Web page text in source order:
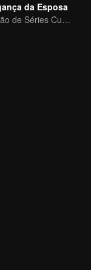
da Esposa
Versão de Séries Curtas “A Tentação de voltar para casa”